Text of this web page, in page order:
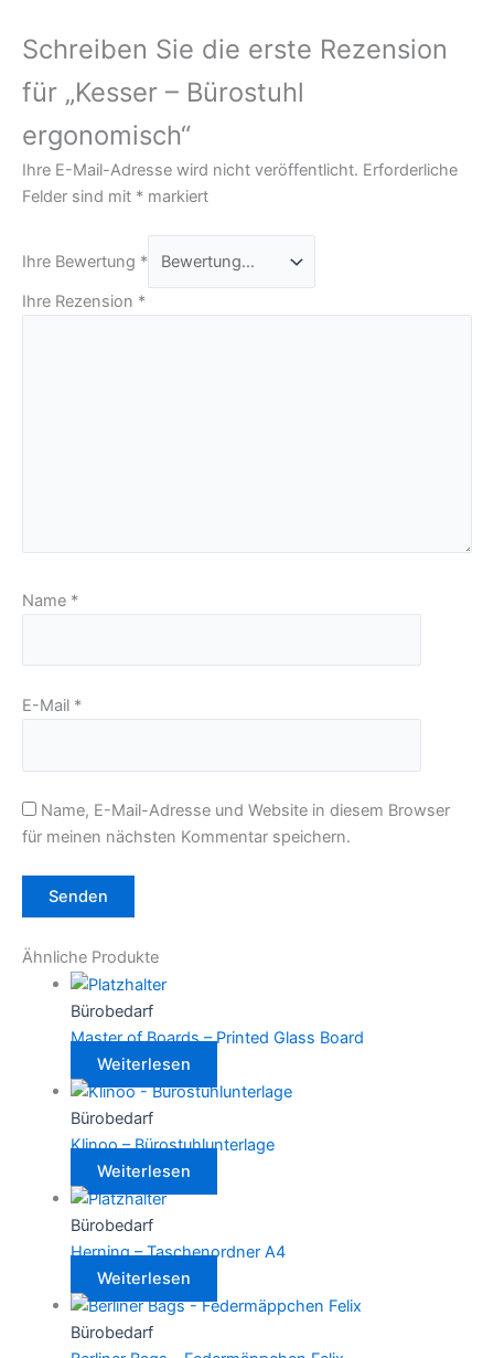
Schreiben Sie die erste Rezension
für „Kesser – Bürostuhl
ergonomisch“
Ihre E-Mail-Adresse wird nicht veröffentlicht. Erforderliche
Felder sind mit * markiert
Ihre Bewertung *
Ihre Rezension *
Name *
E-Mail *
Name, E-Mail-Adresse und Website in diesem Browser
für meinen nächsten Kommentar speichern.
Ähnliche Produkte
Bürobedarf
Master of Boards – Printed Glass Board
Weiterlesen
Bürobedarf
Klinoo – Bürostuhlunterlage
Weiterlesen
Bürobedarf
Herning – Taschenordner A4
Weiterlesen
Bürobedarf